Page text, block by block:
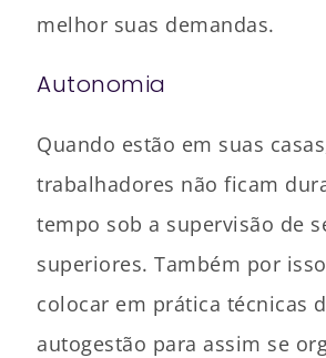
melhor suas demandas.
Autonomia
Quando estão em suas
trabalhadores não ficam
tempo sob a supervisão de
superiores. Também por
colocar em prática técnicas
autogestão para assim se